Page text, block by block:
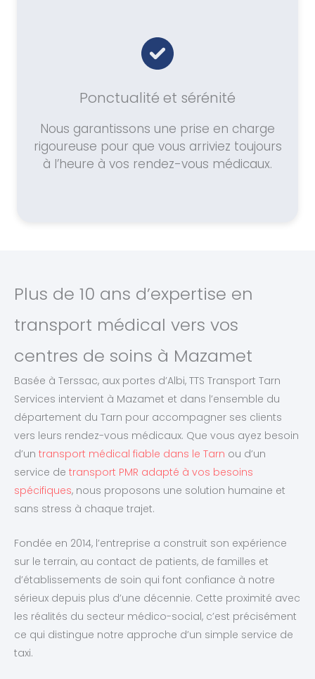
Ponctualité et sérénité
Nous garantissons une prise en charge
rigoureuse pour que vous arriviez toujours
à l’heure à vos rendez-vous médicaux.
Plus de 10 ans d’expertise en
transport médical vers vos
centres de soins à Mazamet
Basée à Terssac, aux portes d’Albi, TTS Transport Tarn
Services intervient à Mazamet et dans l’ensemble du
département du Tarn pour accompagner ses clients
vers leurs rendez-vous médicaux. Que vous ayez besoin
d’un transport médical fiable dans le Tarn ou d’un
service de transport PMR adapté à vos besoins
spécifiques, nous proposons une solution humaine et
sans stress à chaque trajet.
Fondée en 2014, l’entreprise a construit son expérience
sur le terrain, au contact de patients, de familles et
d’établissements de soin qui font confiance à notre
sérieux depuis plus d’une décennie. Cette proximité avec
les réalités du secteur médico-social, c’est précisément
ce qui distingue notre approche d’un simple service de
taxi.